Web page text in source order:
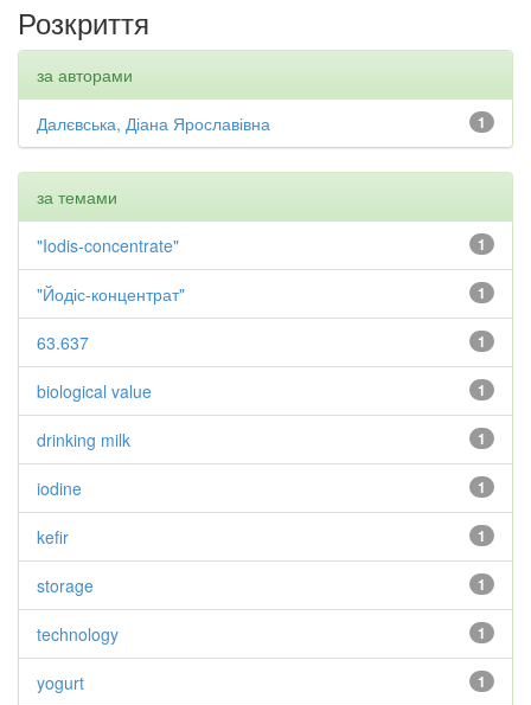
Розкриття
за авторами
1
Далєвська, Діана Ярославівна
за темами
1
"Iodis-concentrate"
1
"Йодіс-концентрат"
1
63.637
1
biological value
1
drinking milk
1
iodine
1
kefir
1
storage
1
technology
1
yogurt